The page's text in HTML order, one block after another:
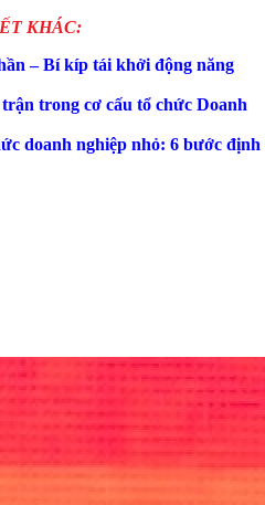
KHÁC:
– Bí kíp tái khởi động năng
trong cơ cấu tổ chức Doanh
doanh nghiệp nhỏ: 6 bước định